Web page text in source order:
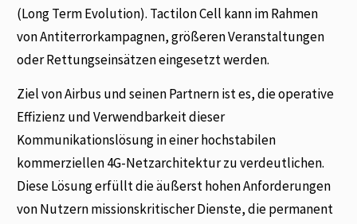
(Long Term Evolution). Tactilon Cell kann im Rahmen
von Antiterrorkampagnen, größeren Veranstaltungen
oder Rettungseinsätzen eingesetzt werden.
Ziel von Airbus und seinen Partnern ist es, die operative
Effizienz und Verwendbarkeit dieser
Kommunikationslösung in einer hochstabilen
kommerziellen 4G-Netzarchitektur zu verdeutlichen.
Diese Lösung erfüllt die äußerst hohen Anforderungen
von Nutzern missionskritischer Dienste, die permanent